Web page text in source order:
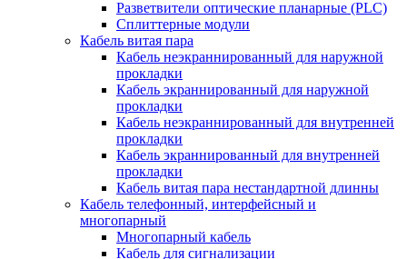
Разветвители оптические планарные (PLC)
Сплиттерные модули
Кабель витая пара
Кабель неэкраннированный для наружной
прокладки
Кабель экраннированный для наружной
прокладки
Кабель неэкраннированный для внутренней
прокладки
Кабель экраннированный для внутренней
прокладки
Кабель витая пара нестандартной длинны
Кабель телефонный, интерфейсный и
многопарный
Многопарный кабель
Кабель для сигнализации